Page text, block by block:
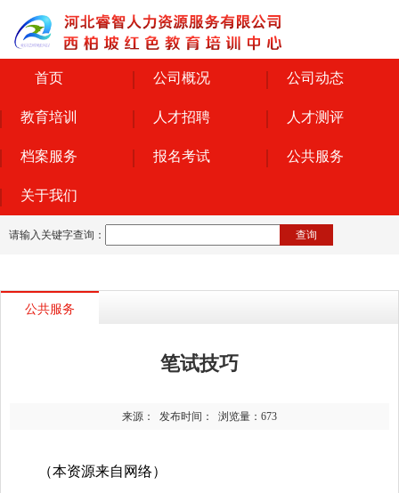
首页 公司概况 公司动态
教育培训 人才招聘 人才测评
档案服务 报名考试 公共服务
关于我们
请输入关键字查询： 查询
公共服务
笔试技巧
来源： 发布时间： 浏览量： 673
（本资源来自网络）